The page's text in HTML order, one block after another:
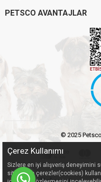
PETSCO AVANTAJLAR
© 2025
Çerez Kullanımı
Sizlere en iyi alışveriş deneyimini
sitemizde çerezler(cookies)